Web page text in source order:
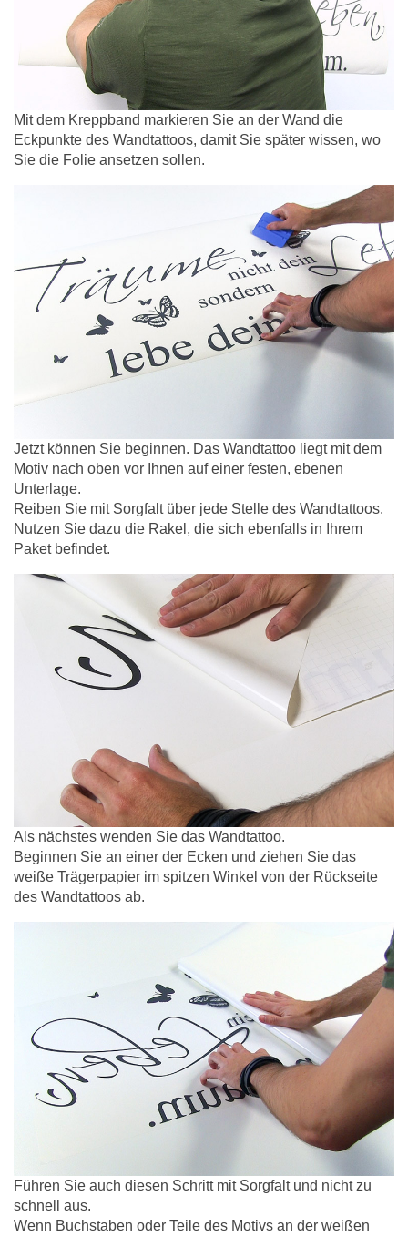
Mit dem Kreppband markieren Sie an der Wand die
Eckpunkte des Wandtattoos, damit Sie später wissen, wo
Sie die Folie ansetzen sollen.
Jetzt können Sie beginnen. Das Wandtattoo liegt mit dem
Motiv nach oben vor Ihnen auf einer festen, ebenen
Unterlage.
Reiben Sie mit Sorgfalt über jede Stelle des Wandtattoos.
Nutzen Sie dazu die Rakel, die sich ebenfalls in Ihrem
Paket befindet.
Als nächstes wenden Sie das Wandtattoo.
Beginnen Sie an einer der Ecken und ziehen Sie das
weiße Trägerpapier im spitzen Winkel von der Rückseite
des Wandtattoos ab.
Führen Sie auch diesen Schritt mit Sorgfalt und nicht zu
schnell aus.
Wenn Buchstaben oder Teile des Motivs an der weißen